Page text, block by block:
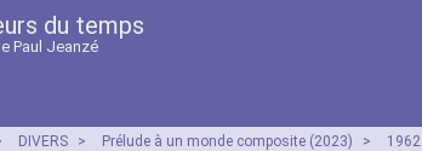
du temps
Paul Jeanzé
DIVERS > Prélude à un monde composite (2023) > 1962